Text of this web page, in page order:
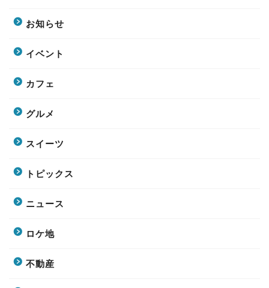
お知らせ
イベント
カフェ
グルメ
スイーツ
トピックス
ニュース
ロケ地
不動産